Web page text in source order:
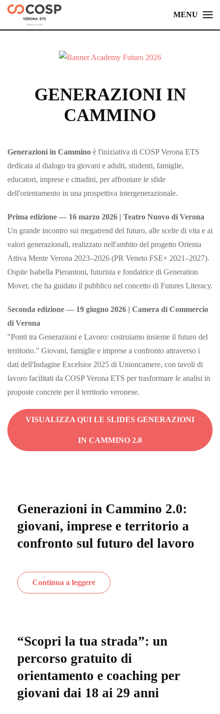
Skip
MENU
GENERAZIONI IN
CAMMINO
Generazioni in Cammino è l'iniziativa di COSP Verona ETS
dedicata al dialogo tra giovani e adulti, studenti, famiglie,
educatori, imprese e cittadini, per affrontare le sfide
dell'orientamento in una prospettiva intergenerazionale.
Prima edizione — 16 marzo 2026 | Teatro Nuovo di Verona
Un grande incontro sui megatrend del futuro, alle scelte di vita e ai
valori generazionali, realizzato nell'ambito del progetto Orienta
Attiva Mente Verona 2023–2026 (PR Veneto FSE+ 2021–2027).
Ospite Isabella Pierantoni, futurista e fondatrice di Generation
Mover, che ha guidato il pubblico nel concetto di Futures Literacy.
Seconda edizione — 19 giugno 2026 | Camera di Commercio
di Verona
"Ponti tra Generazioni e Lavoro: costruiamo insieme il futuro del
territorio." Giovani, famiglie e imprese a confronto attraverso i
dati dell'Indagine Excelsior 2025 di Unioncamere, con tavoli di
lavoro facilitati da COSP Verona ETS per trasformare le analisi in
proposte concrete per il territorio veronese.
VISUALIZZA QUI LE SLIDES GENERAZIONI
IN CAMMINO 2.0
Generazioni in Cammino 2.0:
giovani, imprese e territorio a
confronto sul futuro del lavoro
Continua a leggere
“Scopri la tua strada”: un
percorso gratuito di
orientamento e coaching per
giovani dai 18 ai 29 anni